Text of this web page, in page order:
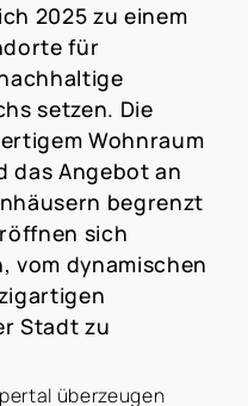
2025 zu einem
für
setzen. Die
Wohnraum
das Angebot an
begrenzt
sich
vom dynamischen
Stadt zu
überzeugen